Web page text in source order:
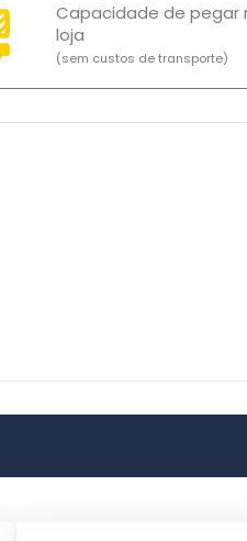
Capacidade de pegar
loja
(sem custos de transporte)